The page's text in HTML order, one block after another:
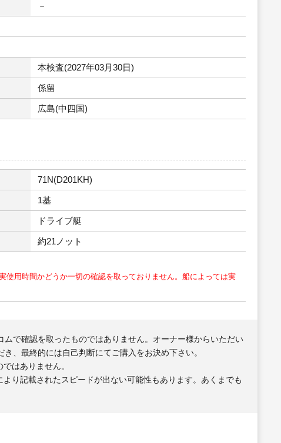
－
本検査(2027年03月30日)
係留
広島(中四国)
71N(D201KH)
1基
ドライブ艇
約21ノット
用時間かどうか一切の確認を取っておりません。船によっては実
で確認を取ったものではありません。オーナー様からいただい
、最終的には自己判断にてご購入をお決め下さい。
はありません。
り記載されたスピードが出ない可能性もあります。あくまでも